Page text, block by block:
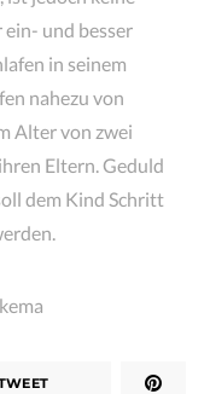
ein- und besser
in seinem
nahezu von
Alter von zwei
Eltern. Geduld
dem Kind Schritt